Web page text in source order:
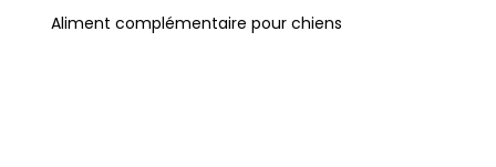
Aliment complémentaire pour chiens